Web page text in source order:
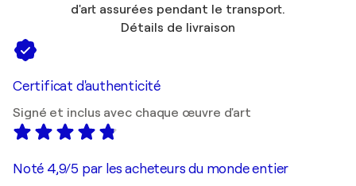
d'art assurées pendant le transport.
Détails de livraison
Certificat d'authenticité
Signé et inclus avec chaque œuvre d'art
Noté 4,9/5 par les acheteurs du monde entier